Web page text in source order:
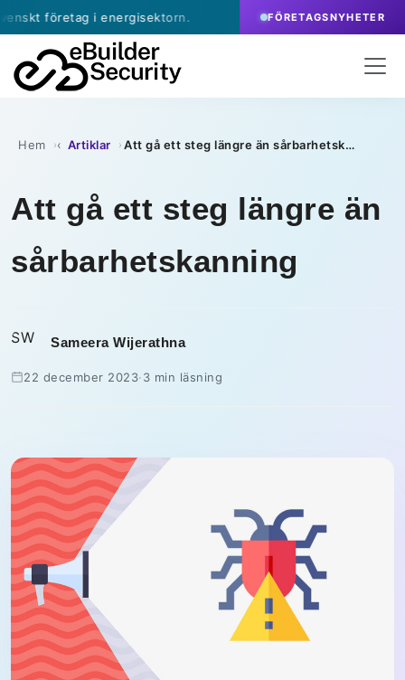
i energisektorn. · juli 9, 2026- eBuilder skriver
FÖRETAGSNYHETER
Hem › Artiklar › Att gå ett steg längre än sårbarhetskanning
Att gå ett steg längre än
sårbarhetskanning
SW Sameera Wijerathna
22 december 2023·3 min läsning